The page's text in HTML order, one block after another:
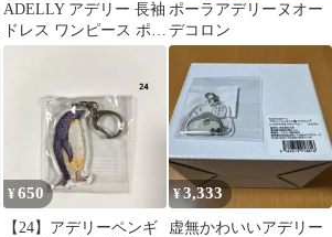
ADELLY アデリー 長袖
ドレス ワンピース ポリ
エステル シースルー マ
ドネック フリル ティア
ード バックリボン結び
インナースリップ付 ブ
ラック・サイズ38/M 実
寸：総丈120【MAN8】
ポーラアデリーヌオー
デコロン
¥650
【24】アデリーペンギ
¥3,333
虚無かわいいアデリー